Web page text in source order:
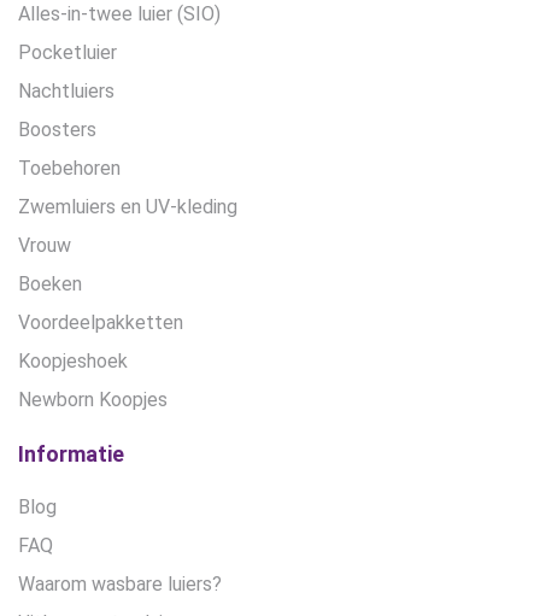
Alles-in-twee luier (SIO)
Pocketluier
Nachtluiers
Boosters
Toebehoren
Zwemluiers en UV-kleding
Vrouw
Boeken
Voordeelpakketten
Koopjeshoek
Newborn Koopjes
Informatie
Blog
FAQ
Waarom wasbare luiers?